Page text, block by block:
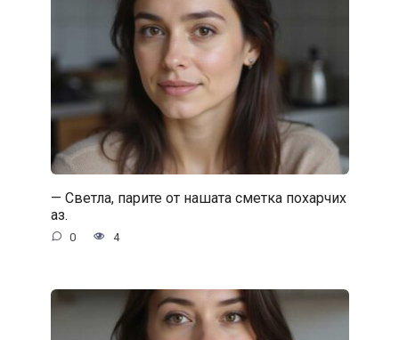
— Светла, парите от нашата сметка похарчих
аз.
0 4